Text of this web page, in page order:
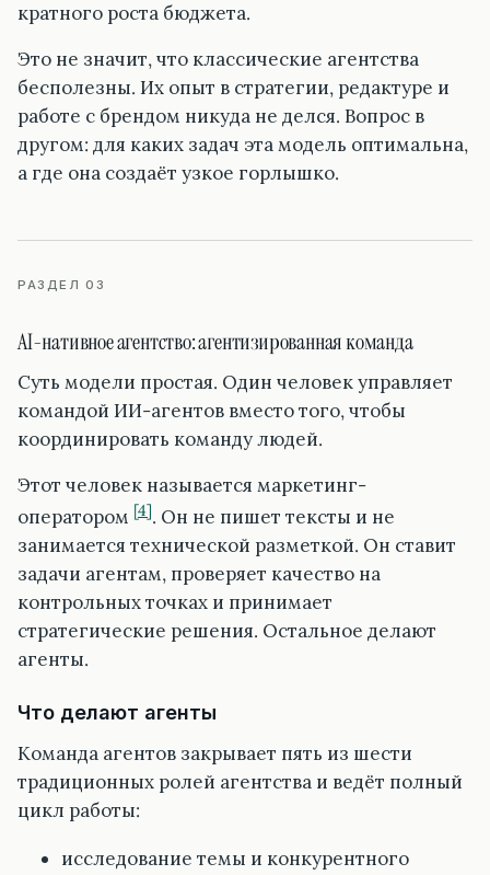
кратного роста бюджета.
Это не значит, что классические агентства
бесполезны. Их опыт в стратегии, редактуре и
работе с брендом никуда не делся. Вопрос в
другом: для каких задач эта модель оптимальна,
а где она создаёт узкое горлышко.
РАЗДЕЛ 03
AI-нативное агентство: агентизированная команда
Суть модели простая. Один человек управляет
командой ИИ-агентов вместо того, чтобы
координировать команду людей.
Этот человек называется маркетинг-
оператором [4]. Он не пишет тексты и не
занимается технической разметкой. Он ставит
задачи агентам, проверяет качество на
контрольных точках и принимает
стратегические решения. Остальное делают
агенты.
Что делают агенты
Команда агентов закрывает пять из шести
традиционных ролей агентства и ведёт полный
цикл работы:
исследование темы и конкурентного